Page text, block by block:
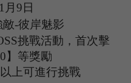
月9 日
敵-彼岸魅影
挑戰活動，首次擊
】等獎勵
上可進行挑戰